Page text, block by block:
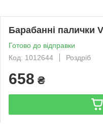
Барабанні палички
Готово до відправки
Код: 1012644
Роздріб
658 ₴